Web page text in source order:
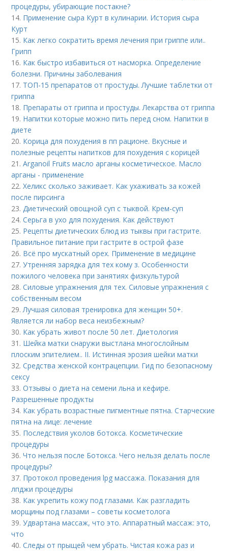
процедуры, убирающие постакне?
14. Применение сыра Курт в кулинарии. История сыра
Курт
15. Как легко сократить время лечения при гриппе или..
Грипп
16. Как быстро избавиться от насморка. Определение
болезни. Причины заболевания
17. ТОП-15 препаратов от простуды. Лучшие таблетки от
гриппа
18. Препараты от гриппа и простуды. Лекарства от гриппа
19. Напитки которые можно пить перед сном. Напитки в
диете
20. Корица для похудения в пп рационе. Вкусные и
полезные рецепты напитков для похудения с корицей
21.Arganoil Fruits масло арганы косметическое. Масло
арганы - применение
22.Хеликс сколько заживает. Как ухаживать за кожей
после пирсинга
23.Диетический овощной суп с тыквой. Крем-суп
24.Серьга в ухо для похудения. Как действуют
25. Рецепты диетических блюд из тыквы при гастрите.
Правильное питание при гастрите в острой фазе
26. Всё про мускатный орех. Применение в медицине
27.Утренняя зарядка для тех кому з. Особенности
пожилого человека при занятиях физкультурой
28.Силовые упражнения для тех. Силовые упражнения с
собственным весом
29.Лучшая силовая тренировка для женщин 50+.
Является ли набор веса неизбежным?
30. Как убрать живот после 50 лет. Диетология
31. Шейка матки снаружи выстлана многослойным
плоским эпителием.. II. Истинная эрозия шейки матки
32.Средства женской контрацепции. Гид по безопасному
сексу
33.Отзывы о диета на семени льна и кефире.
Разрешенные продукты
34. Как убрать возрастные пигментные пятна. Старческие
пятна на лице: лечение
35. Последствия уколов ботокса. Косметические
процедуры
36.Что нельзя после Ботокса. Чего нельзя делать после
процедуры?
37. Протокол проведения lpg массажа. Показания для
лпджи процедуры
38. Как укрепить кожу под глазами. Как разгладить
морщины под глазами – советы косметолога
39.Удвартана массаж, что это. Аппаратный массаж: это,
что
40.Следы от прыщей чем убрать. Чистая кожа раз и